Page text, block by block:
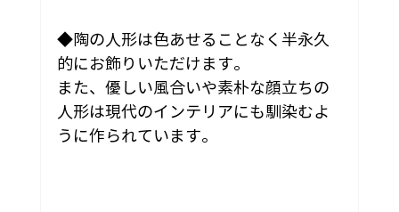
◆陶の人形は色あせることなく半永久
的にお飾りいただけます。
また、優しい風合いや素朴な顔立ちの
人形は現代のインテリアにも馴染むよ
うに作られています。